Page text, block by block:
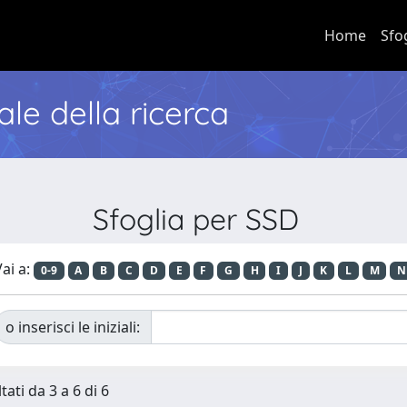
Home
della ricerca
Sfoglia per SSD
a: 0-9 A B C D E F G H I J K L M N
o inserisci le iniziali:
da 3 a 6 di 6